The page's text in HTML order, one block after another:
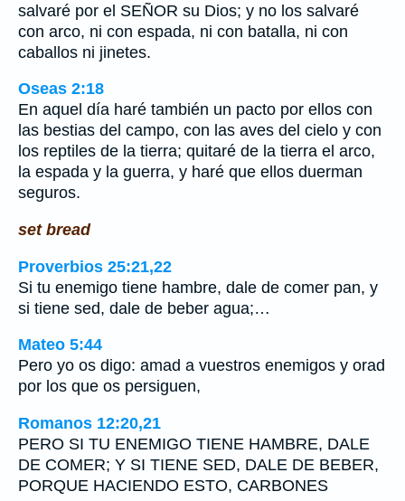
salvaré por el SEÑOR su Dios; y no los salvaré
con arco, ni con espada, ni con batalla, ni con
caballos ni jinetes.
Oseas 2:18
En aquel día haré también un pacto por ellos con
las bestias del campo, con las aves del cielo y con
los reptiles de la tierra; quitaré de la tierra el arco,
la espada y la guerra, y haré que ellos duerman
seguros.
set bread
Proverbios 25:21,22
Si tu enemigo tiene hambre, dale de comer pan, y
si tiene sed, dale de beber agua;…
Mateo 5:44
Pero yo os digo: amad a vuestros enemigos y orad
por los que os persiguen,
Romanos 12:20,21
PERO SI TU ENEMIGO TIENE HAMBRE, DALE
DE COMER; Y SI TIENE SED, DALE DE BEBER,
PORQUE HACIENDO ESTO, CARBONES